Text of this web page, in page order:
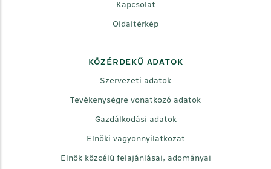
Kapcsolat
Oldaltérkép
KÖZÉRDEKŰ ADATOK
Szervezeti adatok
Tevékenységre vonatkozó adatok
Gazdálkodási adatok
Elnöki vagyonnyilatkozat
Elnök közcélú felajánlásai, adományai